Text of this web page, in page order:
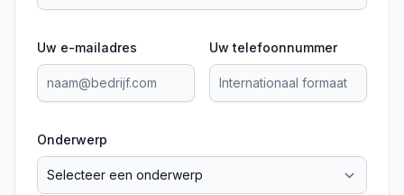
Uw e-mailadres Uw telefoonnummer
Onderwerp